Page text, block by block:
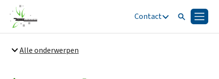
Contact ZoekenMenu
Snel naar
Alle onderwerpen